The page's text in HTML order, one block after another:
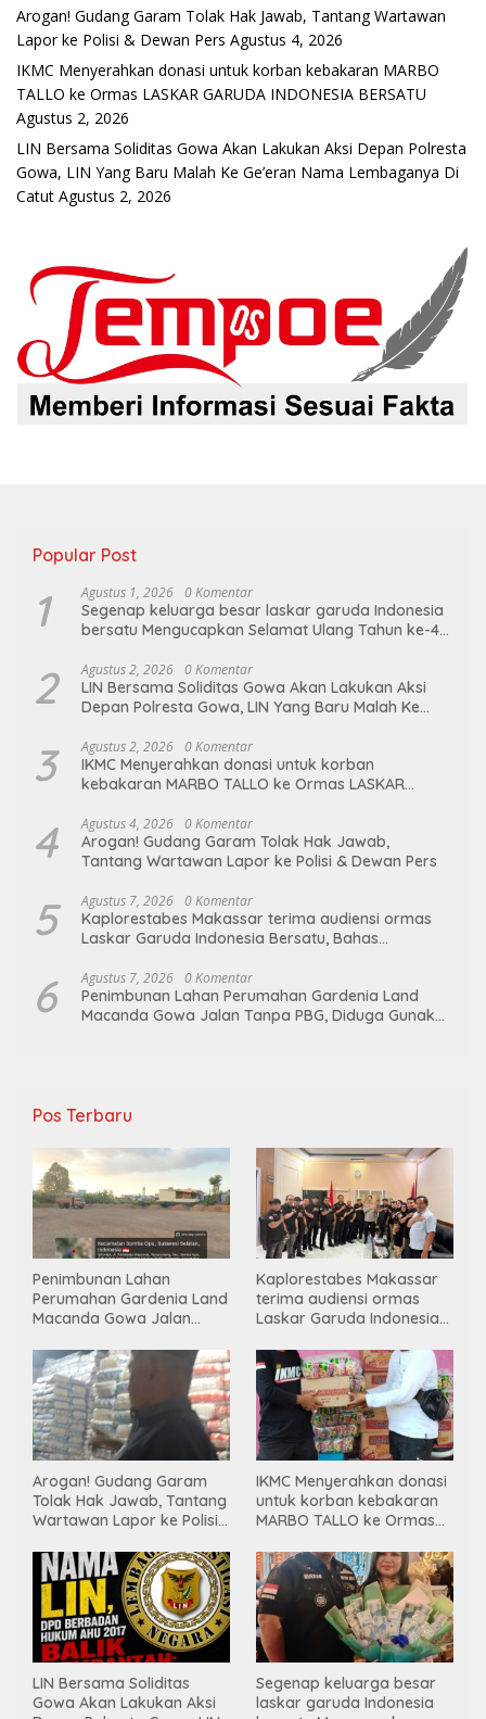
Arogan! Gudang Garam Tolak Hak Jawab, Tantang Wartawan
Lapor ke Polisi & Dewan Pers Agustus 4, 2026
IKMC Menyerahkan donasi untuk korban kebakaran MARBO
TALLO ke Ormas LASKAR GARUDA INDONESIA BERSATU
Agustus 2, 2026
LIN Bersama Soliditas Gowa Akan Lakukan Aksi Depan Polresta
Gowa, LIN Yang Baru Malah Ke Ge’eran Nama Lembaganya Di
Catut Agustus 2, 2026
Popular Post
1 Agustus 1, 2026 0 Komentar
Segenap keluarga besar laskar garuda Indonesia
bersatu Mengucapkan Selamat Ulang Tahun ke-44
2 Agustus 2, 2026 0 Komentar
LIN Bersama Soliditas Gowa Akan Lakukan Aksi
Depan Polresta Gowa, LIN Yang Baru Malah Ke
3 Agustus 2, 2026 0 Komentar
IKMC Menyerahkan donasi untuk korban
kebakaran MARBO TALLO ke Ormas LASKAR
4 Agustus 4, 2026 0 Komentar
Arogan! Gudang Garam Tolak Hak Jawab,
Tantang Wartawan Lapor ke Polisi & Dewan Pers
5 Agustus 7, 2026 0 Komentar
Kaplorestabes Makassar terima audiensi ormas
Laskar Garuda Indonesia Bersatu, Bahas
6 Agustus 7, 2026 0 Komentar
Penimbunan Lahan Perumahan Gardenia Land
Macanda Gowa Jalan Tanpa PBG, Diduga Gunakan
Pos Terbaru
Penimbunan Lahan
Perumahan Gardenia Land
Macanda Gowa Jalan
Gunakan Material
Tambang Ilegal
Kaplorestabes Makassar
terima audiensi ormas
Laskar Garuda Indonesia
hingga kegiatan sosial.
Arogan! Gudang Garam
Tolak Hak Jawab, Tantang
Wartawan Lapor ke Polisi
IKMC Menyerahkan donasi
untuk korban kebakaran
MARBO TALLO ke Ormas
INDONESIA BERSATU
LIN Bersama Soliditas
Gowa Akan Lakukan Aksi
Segenap keluarga besar
laskar garuda Indonesia